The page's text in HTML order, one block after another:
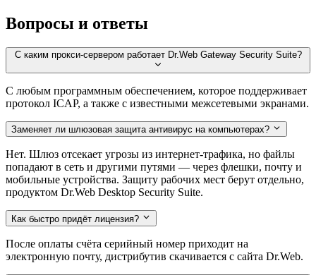
Вопросы и ответы
С каким прокси-сервером работает Dr.Web Gateway Security Suite?
С любым программным обеспечением, которое поддерживает
протокол ICAP, а также с известными межсетевыми экранами.
Заменяет ли шлюзовая защита антивирус на компьютерах?
Нет. Шлюз отсекает угрозы из интернет-трафика, но файлы
попадают в сеть и другими путями — через флешки, почту и
мобильные устройства. Защиту рабочих мест берут отдельно,
продуктом Dr.Web Desktop Security Suite.
Как быстро придёт лицензия?
После оплаты счёта серийный номер приходит на
электронную почту, дистрибутив скачивается с сайта Dr.Web.